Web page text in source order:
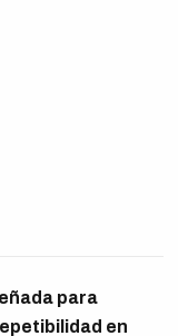
para
en